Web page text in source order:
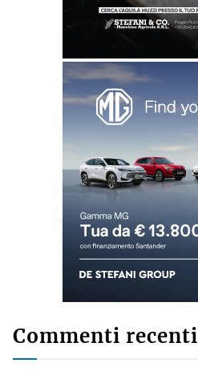
Commenti recenti